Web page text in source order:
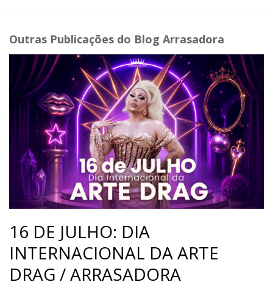
Outras Publicações do Blog Arrasadora
16 DE JULHO: DIA
INTERNACIONAL DA ARTE
DRAG / ARRASADORA